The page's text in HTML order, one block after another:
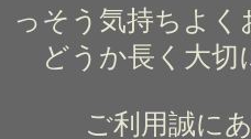
っそう気持ちよ
どうか長く大
ご利用誠に